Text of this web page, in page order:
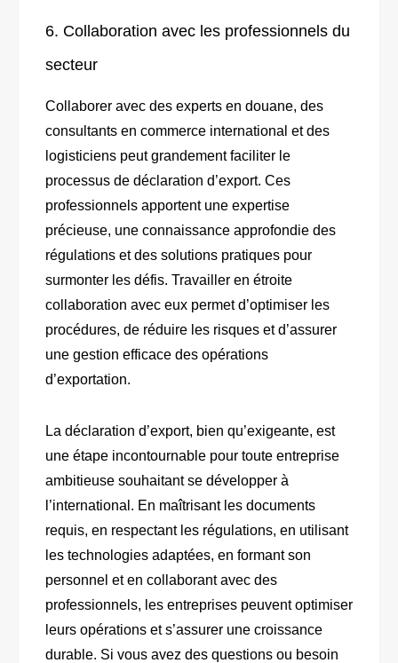
6. Collaboration avec les professionnels du
secteur
Collaborer avec des experts en douane, des
consultants en commerce international et des
logisticiens peut grandement faciliter le
processus de déclaration d’export. Ces
professionnels apportent une expertise
précieuse, une connaissance approfondie des
régulations et des solutions pratiques pour
surmonter les défis. Travailler en étroite
collaboration avec eux permet d’optimiser les
procédures, de réduire les risques et d’assurer
une gestion efficace des opérations
d’exportation.
La déclaration d’export, bien qu’exigeante, est
une étape incontournable pour toute entreprise
ambitieuse souhaitant se développer à
l’international. En maîtrisant les documents
requis, en respectant les régulations, en utilisant
les technologies adaptées, en formant son
personnel et en collaborant avec des
professionnels, les entreprises peuvent optimiser
leurs opérations et s’assurer une croissance
durable. Si vous avez des questions ou besoin